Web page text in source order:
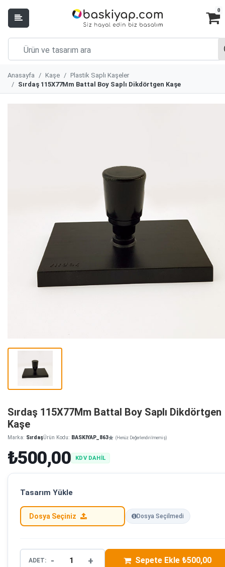
0
Anasayfa Kaşe
Plastik Saplı Kaşeler
Sırdaş 115X77Mm Battal Boy Saplı Dikdörtgen Kaşe
Sırdaş 115X77Mm Battal Boy Saplı Dikdörtgen
Kaşe
Marka: SırdaşÜrün Kodu: BASKIYAP_863 (Henüz Değerlendirilmemiş)
₺500,00 KDV DAHİL
Tasarım Yükle
Dosya Seçiniz Dosya Seçilmedi
ADET: - + Sepete Ekle ₺500,00